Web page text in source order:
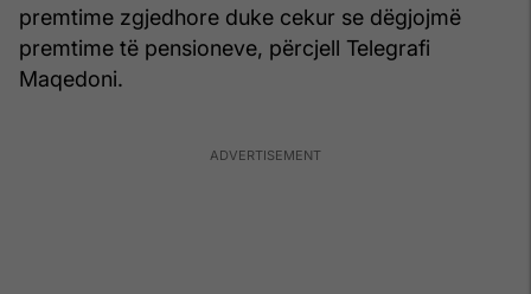
premtime zgjedhore duke cekur se dëgjojmë
premtime të pensioneve, përcjell Telegrafi
Maqedoni.